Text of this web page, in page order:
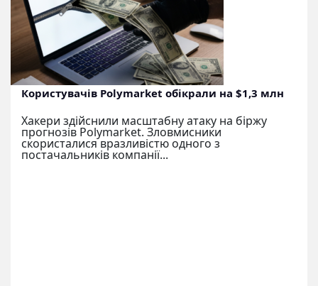
Користувачів Polymarket обікрали на $1,3 млн
Хакери здійснили масштабну атаку на біржу
прогнозів Polymarket. Зловмисники
скористалися вразливістю одного з
постачальників компанії...